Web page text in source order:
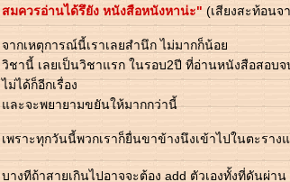
สมควรอ่านได้รึยัง หนังสือหนังหาน่ะ" (เสียงสะท้อนจ
จากเหตุการณ์นี้เราเลยสำนึก ไม่มากก็น้อ
วิชานี้ เลยเป็นวิชาแรก ในรอบ2ปี ที่อ่านหนังสือสอบจ
ไม่ได้ก็อีกเรื่อง
ละจะพยายามขยันให้มากกว่านี้
เพราะทุกวันนี้พวกเราก็ยื่นขาข้างนึงเข้าไปในตะราง
บางทีถ้าสายเกินไปอาจจะต้อง add ตัวเองทั้งที่ดันผ่า